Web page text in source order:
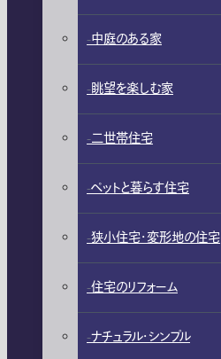
中庭のある家
眺望を楽しむ家
二世帯住宅
ペットと暮らす住宅
狭小住宅・変形地の住宅
住宅のリフォーム
ナチュラル・シンプル